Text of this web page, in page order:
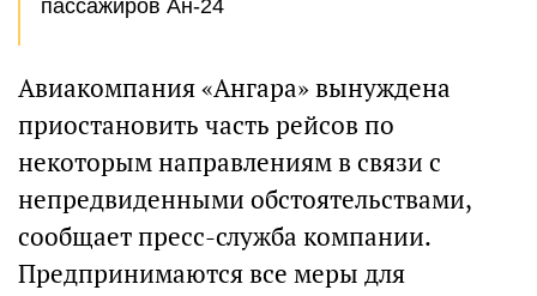
пассажиров Ан-24
Авиакомпания «Ангара» вынуждена
приостановить часть рейсов по
некоторым направлениям в связи с
непредвиденными обстоятельствами,
сообщает пресс-служба компании.
Предпринимаются все меры для